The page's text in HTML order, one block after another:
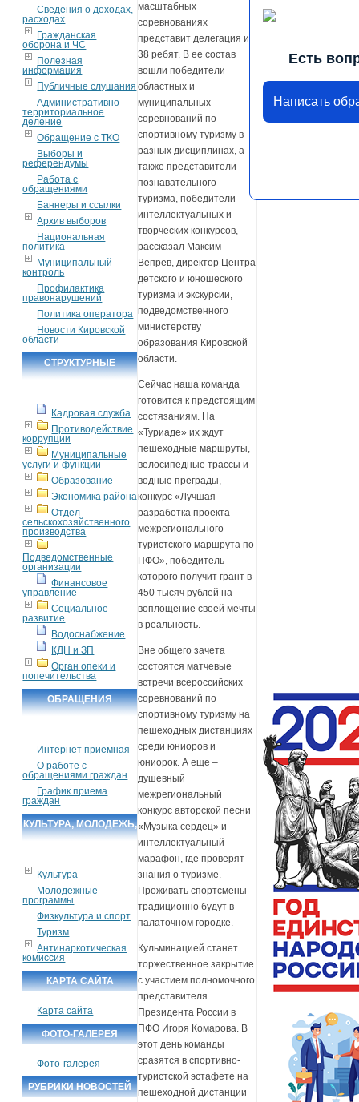
Сведения о доходах,
расходах
Гражданская
оборона и ЧС
Полезная
информация
Публичные слушания
Административно-
территориальное
деление
Обращение с ТКО
Выборы и
референдумы
Работа с
обращениями
Баннеры и ссылки
Архив выборов
Национальная
политика
Муниципальный
контроль
Профилактика
правонарушений
Политика оператора
Новости Кировской
области
СТРУКТУРНЫЕ
Кадровая служба
Противодействие
коррупции
Муниципальные
услуги и функции
Образование
Экономика района
Отдел
сельскохозяйственного
производства
Подведомственные
организации
Финансовое
управление
Социальное
развитие
Водоснабжение
КДН и ЗП
Орган опеки и
попечительства
ОБРАЩЕНИЯ
Интернет приемная
О работе с
обращениями граждан
График приема
граждан
КУЛЬТУРА, МОЛОДЕЖЬ,
Культура
Молодежные
программы
Физкультура и спорт
Туризм
Антинаркотическая
комиссия
КАРТА САЙТА
Карта сайта
ФОТО-ГАЛЕРЕЯ
Фото-галерея
РУБРИКИ НОВОСТЕЙ
масштабных
соревнованиях
представит делегация из
38 ребят. В ее состав
вошли победители
областных и
муниципальных
соревнований по
спортивному туризму в
разных дисциплинах, а
также представители
познавательного
туризма, победители
интеллектуальных и
творческих конкурсов, –
рассказал Максим
Вепрев, директор Центра
детского и юношеского
туризма и экскурсии,
подведомственного
министерству
образования Кировской
области.
Сейчас наша команда
готовится к предстоящим
состязаниям. На
«Туриаде» их ждут
пешеходные маршруты,
велосипедные трассы и
водные преграды,
конкурс «Лучшая
разработка проекта
межрегионального
туристского маршрута по
ПФО», победитель
которого получит грант в
450 тысяч рублей на
воплощение своей мечты
в реальность.
Вне общего зачета
состоятся матчевые
встречи всероссийских
соревнований по
спортивному туризму на
пешеходных дистанциях
среди юниоров и
юниорок. А еще –
душевный
межрегиональный
конкурс авторской песни
«Музыка сердец» и
интеллектуальный
марафон, где проверят
знания о туризме.
Проживать спортсмены
традиционно будут в
палаточном городке.
Кульминацией станет
торжественное закрытие
с участием полномочного
представителя
Президента России в
ПФО Игоря Комарова. В
этот день команды
сразятся в спортивно-
туристской эстафете на
пешеходной дистанции
Есть
Написать